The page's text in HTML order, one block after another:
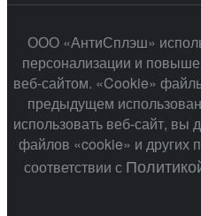
ООО «АнтиСплэш»
персонализации и
веб-сайтом. «Cookie»
предыдущем
использовать веб-сайт, вы
файлов «cookie» и других
соответствии с